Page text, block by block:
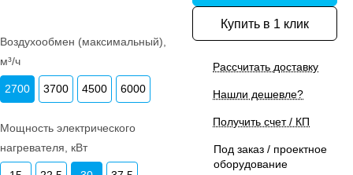
Воздухообмен (максимальный),
м³/ч
2700 3700 4500 6000
Мощность электрического
нагревателя, кВт
Купить в 1 клик
Рассчитать доставку
Нашли дешевле?
Получить счет / КП
Под заказ / проектное
оборудование